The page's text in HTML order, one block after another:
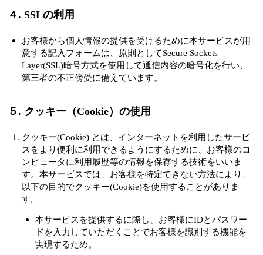
４. SSLの利用
お客様から個人情報の提供を受けるために本サービスが用
意する記入フォームは、原則としてSecure Sockets
Layer(SSL)暗号方式を使用して通信内容の暗号化を行い、
第三者の不正傍受に備えています。
５. クッキー（Cookie）の使用
クッキー(Cookie) とは、インターネットを利用したサービ
スをより便利に利用できるようにするために、お客様のコ
ンピュータに利用履歴等の情報を保存する技術をいいま
す。本サービスでは、お客様を特定できない方法により、
以下の目的でクッキー(Cookie)を使用することがありま
す。
本サービスを提供するに際し、お客様にIDとパスワー
ドを入力していただくことでお客様を識別する機能を
実現するため。